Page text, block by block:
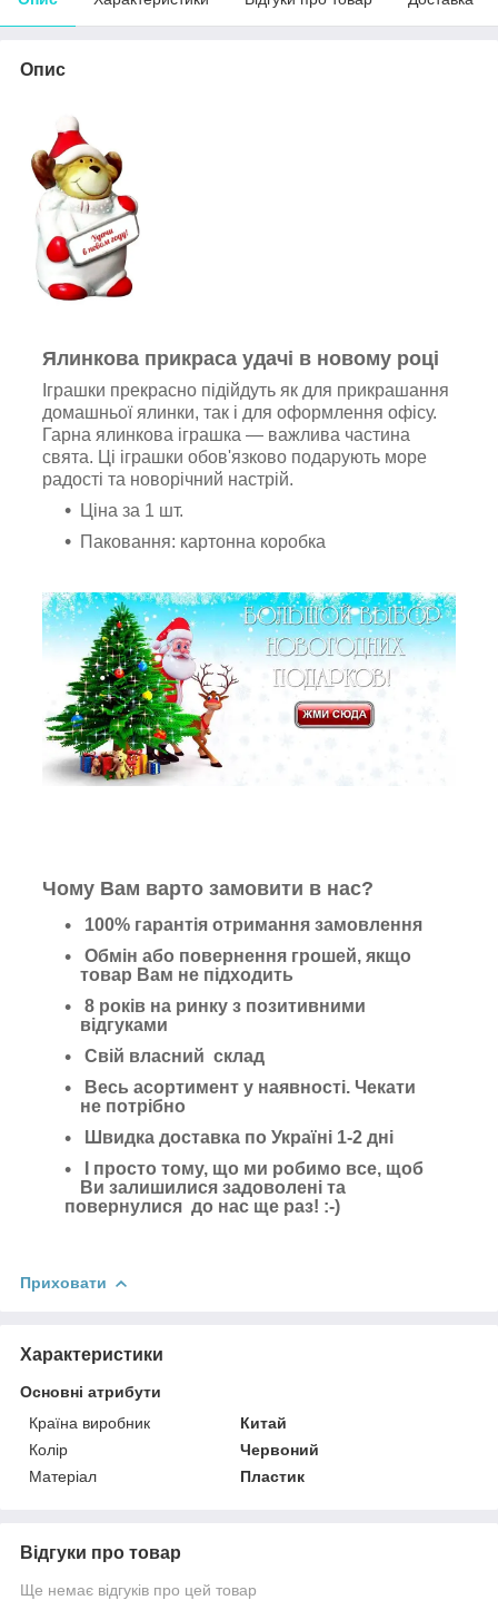
Опис
Ялинкова прикраса удачі в новому році
Іграшки прекрасно підійдуть як для прикрашання
домашньої ялинки, так і для оформлення офісу.
Гарна ялинкова іграшка — важлива частина
свята. Ці іграшки обов'язково подарують море
радості та новорічний настрій.
Ціна за 1 шт.
Паковання: картонна коробка
Чому Вам варто замовити в нас?
100% гарантія отримання замовлення
Обмін або повернення грошей, якщо
товар Вам не підходить
8 років на ринку з позитивними
відгуками
Свій власний склад
Весь асортимент у наявності. Чекати
не потрібно
Швидка доставка по Україні 1-2 дні
І просто тому, що ми робимо все, щоб
Ви залишилися задоволені та
повернулися до нас ще раз! :-)
Приховати
Характеристики
Основні атрибути
Країна виробник
Китай
Колір
Червоний
Матеріал
Пластик
Відгуки про товар
Ще немає відгуків про цей товар